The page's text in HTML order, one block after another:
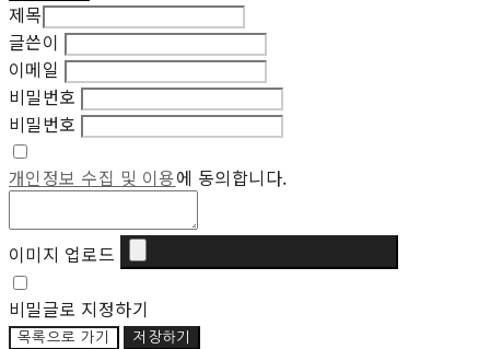
제목
글쓴이
이메일
비밀번호
비밀번호
개인정보 수집 및 이용에 동의합니다.
이미지 업로드
비밀글로 지정하기
목록으로 가기 저장하기